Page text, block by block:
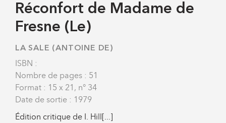
Réconfort de Madame de
Fresne (Le)
LA SALE (ANTOINE DE)
ISBN :
Nombre de pages : 51
Format : 15 x 21, n° 34
Date de sortie : 1979
Édition critique de I. Hill[...]